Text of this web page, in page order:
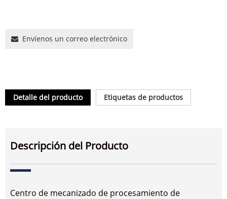
Envíenos un correo electrónico
Detalle del producto Etiquetas de productos
Descripción del Producto
Centro de mecanizado de procesamiento de